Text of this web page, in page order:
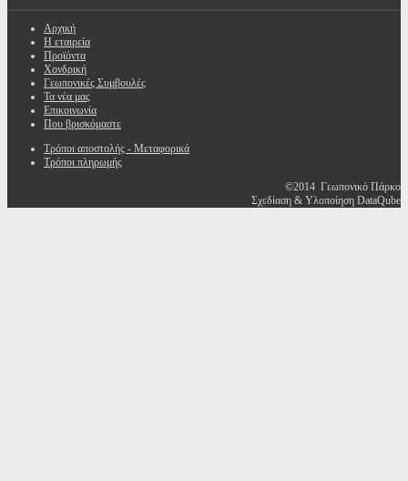
Αρχική
Η εταιρεία
Προϊόντα
Χονδρική
Γεωπονικές Συμβουλές
Τα νέα μας
Επικοινωνία
Που βρισκόμαστε
Τρόποι αποστολής - Μεταφορικά
Τρόποι πληρωμής
©2014 Γεωπονικό Πάρκο
Σχεδίαση & Υλοποίηση DataQube